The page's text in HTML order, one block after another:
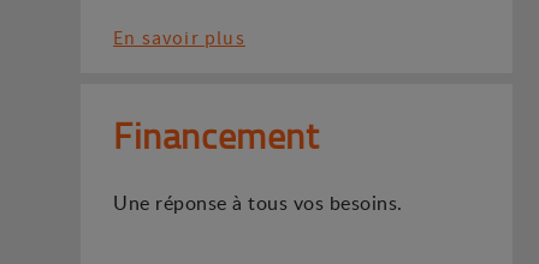
En savoir plus
Financement
Une réponse à tous vos besoins.